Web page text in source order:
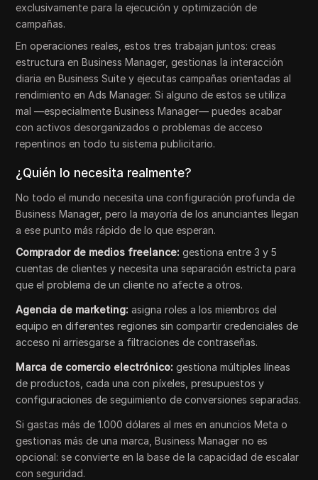
exclusivamente para la ejecución y optimización de
campañas.
En operaciones reales, estos tres trabajan juntos: creas
estructura en Business Manager, gestionas la interacción
diaria en Business Suite y ejecutas campañas orientadas al
rendimiento en Ads Manager. Si alguno de estos se utiliza
mal —especialmente Business Manager— puedes acabar
con activos desorganizados o problemas de acceso
repentinos en todo tu sistema publicitario.
¿Quién lo necesita realmente?
No todo el mundo necesita una configuración profunda de
Business Manager, pero la mayoría de los anunciantes llegan
a ese punto más rápido de lo que esperan.
Comprador de medios freelance: gestiona entre 3 y 5
cuentas de clientes y necesita una separación estricta para
que el problema de un cliente no afecte a otros.
Agencia de marketing: asigna roles a los miembros del
equipo en diferentes regiones sin compartir credenciales de
acceso ni arriesgarse a filtraciones de contraseñas.
Marca de comercio electrónico: gestiona múltiples líneas
de productos, cada una con píxeles, presupuestos y
configuraciones de seguimiento de conversiones separadas.
Si gastas más de 1.000 dólares al mes en anuncios Meta o
gestionas más de una marca, Business Manager no es
opcional: se convierte en la base de la capacidad de escalar
con seguridad.